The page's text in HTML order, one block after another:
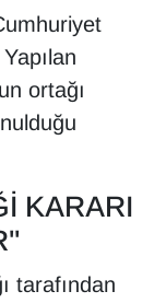
ortağı
KARARI
tarafından